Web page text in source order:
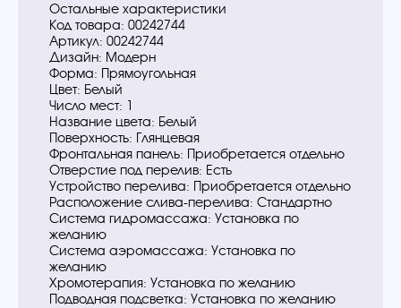
Остальные характеристики
Код товара: 00242744
Артикул: 00242744
Дизайн: Модерн
Форма: Прямоугольная
Цвет: Белый
Число мест: 1
Название цвета: Белый
Поверхность: Глянцевая
Фронтальная панель: Приобретается отдельно
Отверстие под перелив: Есть
Устройство перелива: Приобретается отдельно
Расположение слива-перелива: Стандартно
Система гидромассажа: Установка по
желанию
Система аэромассажа: Установка по
желанию
Хромотерапия: Установка по желанию
Подводная подсветка: Установка по желанию